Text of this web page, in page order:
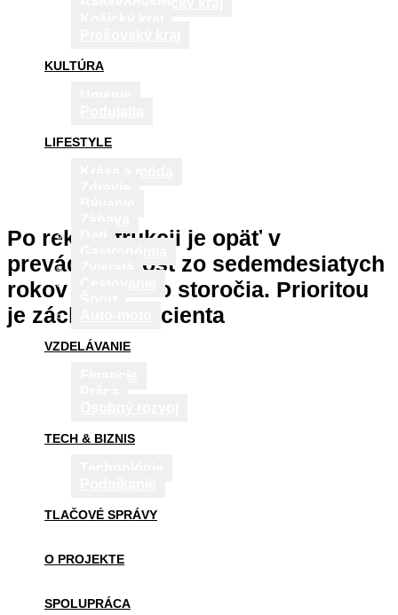
KULTÚRA
LIFESTYLE
VZDELÁVANIE
TECH & BIZNIS
TLAČOVÉ SPRÁVY
O PROJEKTE
SPOLUPRÁCA
Po rekonštrukcii je opäť v
prevádzke most zo sedemdesiatych
rokov minulého storočia. Prioritou
je záchrana pacienta